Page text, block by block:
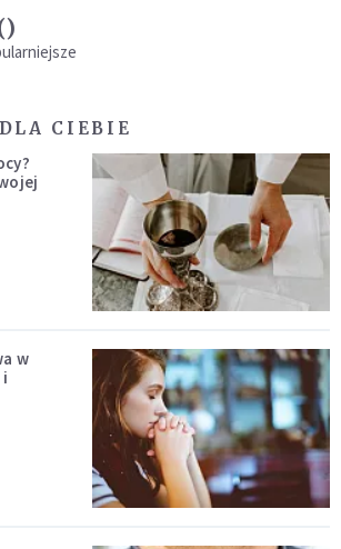
)
CIEBIE
w
i